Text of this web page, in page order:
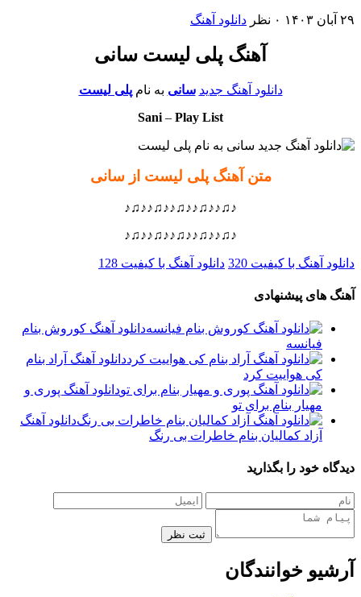
۲۹ آبان ۱۴۰۳ ۰ نظر دانلود آهنگ
آهنگ پلی لیست سانی
دانلود آهنگ جدید سانی به نامپلی لیست
Sani – Play List
متن آهنگ پلی لیست از سانی
♪♫♪♪♫♪♪♫♪♪♫♪♪♫♪
♪♫♪♪♫♪♪♫♪♪♫♪♪♫♪
دانلود آهنگ با کیفیت 320 دانلود آهنگ با کیفیت 128
آهنگ های پیشنهادی
دانلود آهنگ کوروش بنام
فیانسه
دانلود آهنگ آراد بنام
کی هواییت کرد
دانلود آهنگ پوری و
مهیار بنام برای تو
دانلود آهنگ
آزاد کمالیان بنام خاطرات بی رنگ
دیدگاه خود را بگذارید
ثبت نظر
آرشیو خوانندگان